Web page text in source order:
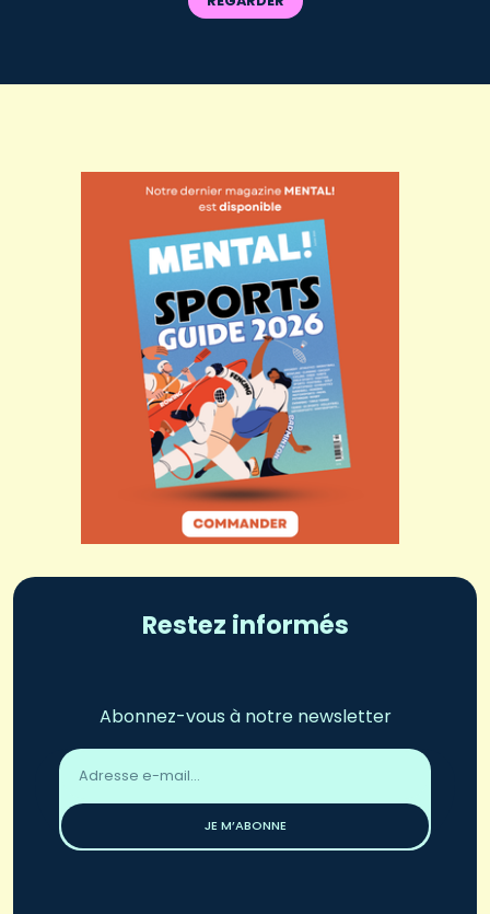
Restez informés
Abonnez-vous à notre newsletter
Adresse
email
JE M’ABONNE